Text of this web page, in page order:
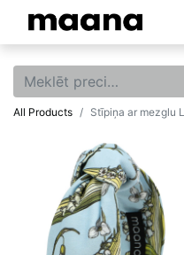
All Products Stīpiņa ar mezglu